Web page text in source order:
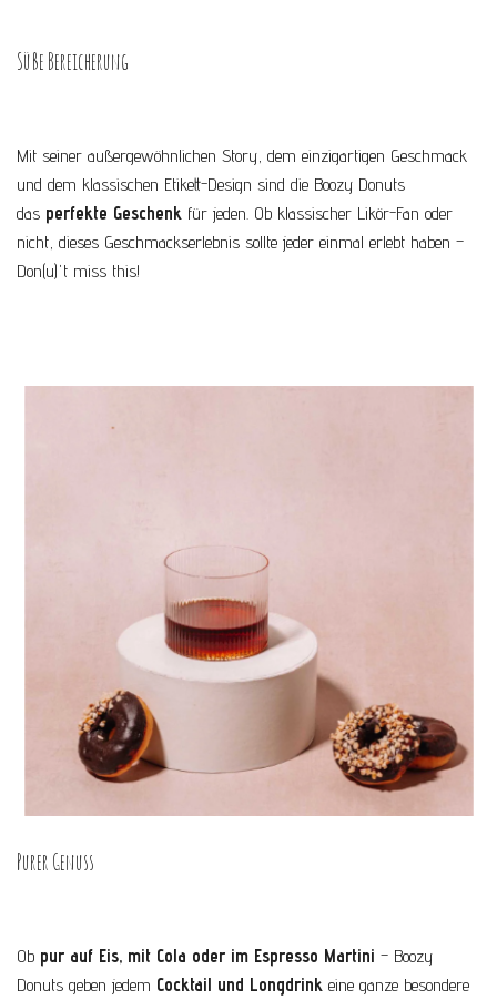
Süße Bereicherung
Mit seiner außergewöhnlichen Story, dem einzigartigen Geschmack
und dem klassischen Etikett-Design sind die Boozy Donuts
das perfekte Geschenk für jeden. Ob klassischer Likör-Fan oder
nicht, dieses Geschmackserlebnis sollte jeder einmal erlebt haben –
Don(u)'t miss this!
Purer Genuss
Ob pur auf Eis, mit Cola oder im Espresso Martini – Boozy
Donuts geben jedem Cocktail und Longdrink eine ganze besondere